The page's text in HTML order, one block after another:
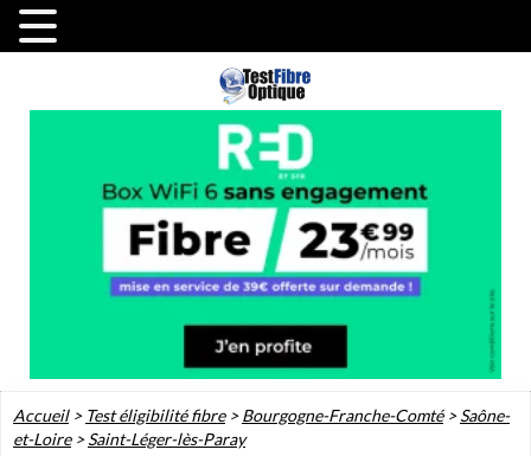
Accueil> Test éligibilité fibre>Bourgogne-Franche-Comté>Saône-
et-Loire>Saint-Léger-lès-Paray